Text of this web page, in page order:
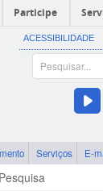
Participe
ACESSIBILIDADE
Serviços E-